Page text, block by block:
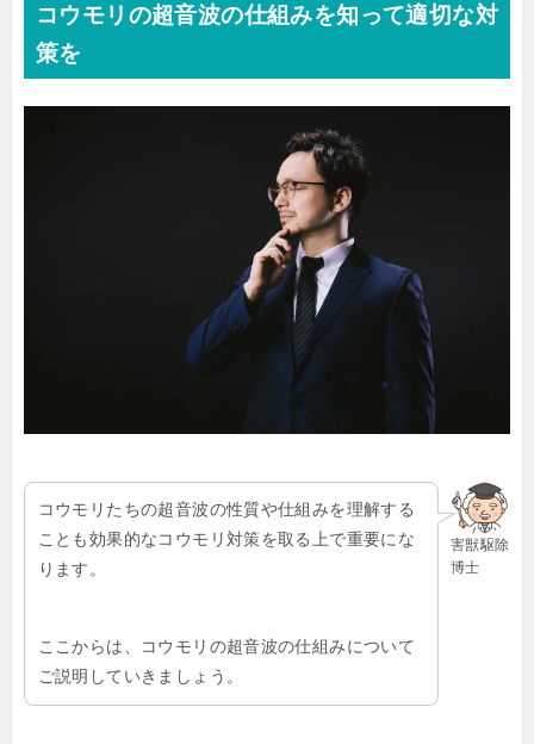
コウモリの超音波の仕組みを知って適切な対
策を
害獣駆除
博士
コウモリたちの超音波の性質や仕組みを理解する
ことも効果的なコウモリ対策を取る上で重要にな
ります。
ここからは、コウモリの超音波の仕組みについて
ご説明していきましょう。